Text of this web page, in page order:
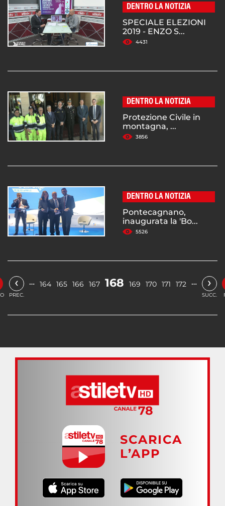
DENTRO LA NOTIZIA
SPECIALE ELEZIONI
2019 - ENZO S...
4431
DENTRO LA NOTIZIA
Protezione Civile in
montagna, ...
3856
DENTRO LA NOTIZIA
Pontecagnano,
inaugurata la 'Bo...
5526
‹
PREC.
… 164 165 166 167 168 169 170 171 172 … ›
SUCC.
SCARICA
L’APP